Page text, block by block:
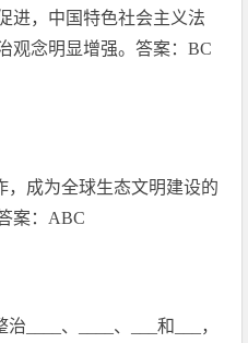
进，中国特色社会主义法
观念明显增强。答案：BC
，成为全球生态文明建设的
： ABC
治 、 、 ___和
，